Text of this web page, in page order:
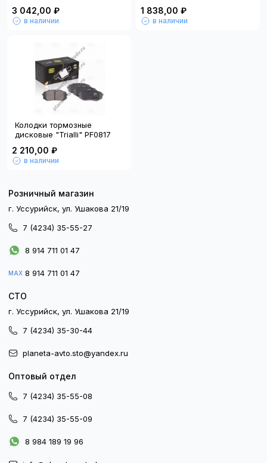
3 042,00 ₽
в наличии
1 838,00 ₽
в наличии
Колодки тормозные
дисковые "Trialli" PF0817
2 210,00 ₽
в наличии
Розничный магазин
г. Уссурийск, ул. Ушакова 21/19
7 (4234) 35-55-27
8 914 711 01 47
MAX 8 914 711 01 47
СТО
г. Уссурийск, ул. Ушакова 21/19
7 (4234) 35-30-44
planeta-avto.sto@yandex.ru
Оптовый отдел
7 (4234) 35-55-08
7 (4234) 35-55-09
8 984 189 19 96